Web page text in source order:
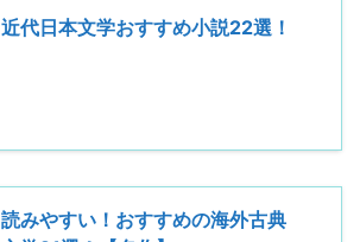
近代日本文学おすすめ小説22選！
読みやすい！おすすめの海外古典